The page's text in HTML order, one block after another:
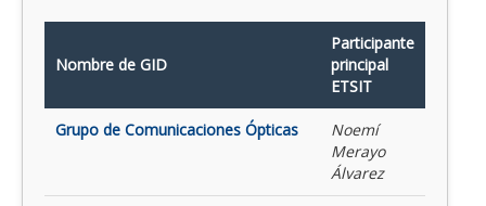
Nombre de GID
Participante
principal
ETSIT
Grupo de Comunicaciones Ópticas
Noemí
Merayo
Álvarez